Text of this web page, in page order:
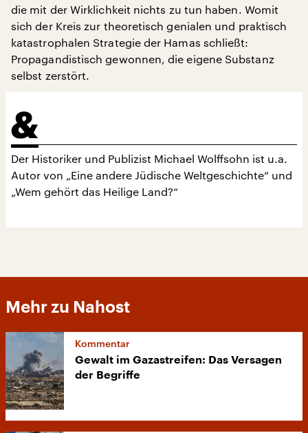
die mit der Wirklichkeit nichts zu tun haben. Womit
sich der Kreis zur theoretisch genialen und praktisch
katastrophalen Strategie der Hamas schließt:
Propagandistisch gewonnen, die eigene Substanz
selbst zerstört.
Der Historiker und Publizist Michael Wolffsohn ist u.a.
Autor von „Eine andere Jüdische Weltgeschichte“ und
„Wem gehört das Heilige Land?“
Mehr zu Nahost
Kommentar
Gewalt im Gazastreifen: Das Versagen
der Begriffe